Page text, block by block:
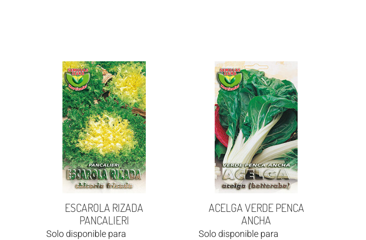
ESCAROLA RIZADA
PANCALIERI
Solo disponible para
ACELGA VERDE PENCA
ANCHA
Solo disponible para